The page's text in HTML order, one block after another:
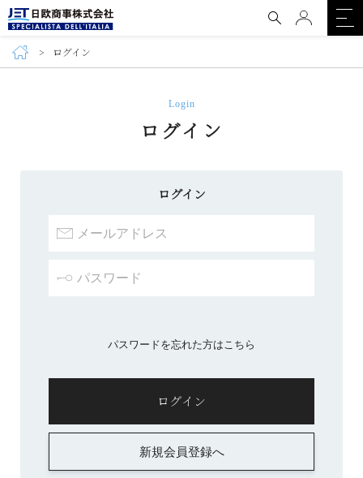
ログイン
Login
ログイン
ログイン
新規会員登録へ
パスワードを忘れた方はこちら